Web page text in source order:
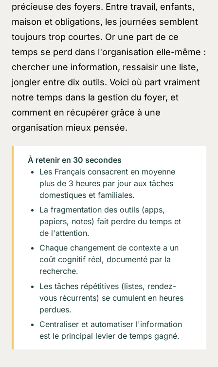
précieuse des foyers. Entre travail, enfants,
maison et obligations, les journées semblent
toujours trop courtes. Or une part de ce
temps se perd dans l'organisation elle-même :
chercher une information, ressaisir une liste,
jongler entre dix outils. Voici où part vraiment
notre temps dans la gestion du foyer, et
comment en récupérer grâce à une
organisation mieux pensée.
À retenir en 30 secondes
Les Français consacrent en moyenne
plus de 3 heures par jour aux tâches
domestiques et familiales.
La fragmentation des outils (apps,
papiers, notes) fait perdre du temps et
de l'attention.
Chaque changement de contexte a un
coût cognitif réel, documenté par la
recherche.
Les tâches répétitives (listes, rendez-
vous récurrents) se cumulent en heures
perdues.
Centraliser et automatiser l'information
est le principal levier de temps gagné.